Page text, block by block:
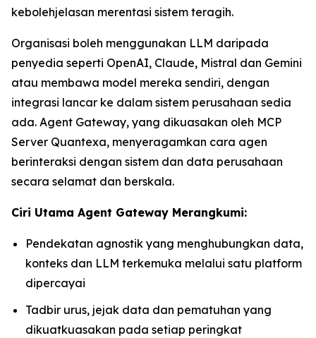
kebolehjelasan merentasi sistem teragih.
Organisasi boleh menggunakan LLM daripada
penyedia seperti OpenAI, Claude, Mistral dan Gemini
atau membawa model mereka sendiri, dengan
integrasi lancar ke dalam sistem perusahaan sedia
ada. Agent Gateway, yang dikuasakan oleh MCP
Server Quantexa, menyeragamkan cara agen
berinteraksi dengan sistem dan data perusahaan
secara selamat dan berskala.
Ciri Utama Agent Gateway Merangkumi:
Pendekatan agnostik yang menghubungkan data,
konteks dan LLM terkemuka melalui satu platform
dipercayai
Tadbir urus, jejak data dan pematuhan yang
dikuatkuasakan pada setiap peringkat